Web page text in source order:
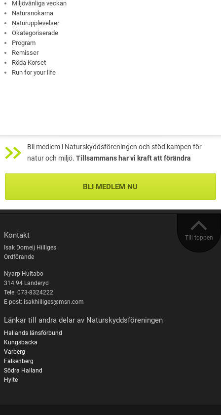
Miljövänliga veckan
Natursnokarna
Naturupplevelser
Okategoriserade
Program
Remisser
Röda Korset
Run for your life
Bli medlem i Naturskyddsföreningen och stöd kampen för
natur och miljö. Tillsammans har vi kraft att förändra
BLI MEDLEM NU
Till toppen
Kontakt
Isak Domeij Hilliges
Ordförande
Nyarp Hultabo
314 94 Landeryd
Tele: 073-8324222
E-post: isakhilliges@msn.com
Länkar till andra delar av Naturskyddsföreningen
Hallands länsförbund
Kungsbacka
Varberg
Falkenberg
Södra Halland
Hylte